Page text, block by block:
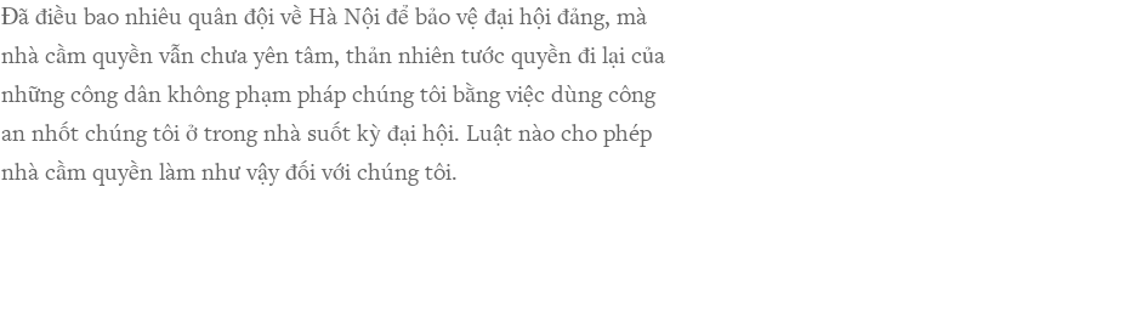
Đã điều bao nhiêu quân đội về Hà Nội để bảo vệ đại hội đảng, mà
nhà cầm quyền vẫn chưa yên tâm, thản nhiên tước quyền đi lại của
những công dân không phạm pháp chúng tôi bằng việc dùng công
an nhốt chúng tôi ở trong nhà suốt kỳ đại hội. Luật nào cho phép
nhà cầm quyền làm như vậy đối với chúng tôi.